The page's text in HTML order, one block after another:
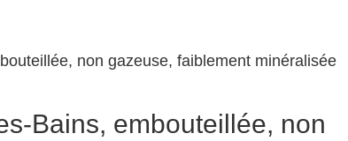
non gazeuse, faiblement minéralisée
Bains, embouteillée, non